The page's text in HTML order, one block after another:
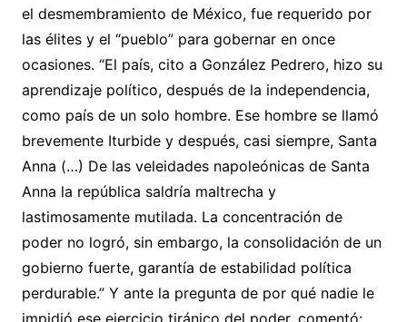
el desmembramiento de México, fue requerido por
las élites y el “pueblo” para gobernar en once
ocasiones. “El país, cito a González Pedrero, hizo su
aprendizaje político, después de la independencia,
como país de un solo hombre. Ese hombre se llamó
brevemente Iturbide y después, casi siempre, Santa
Anna (…) De las veleidades napoleónicas de Santa
Anna la república saldría maltrecha y
lastimosamente mutilada. La concentración de
poder no logró, sin embargo, la consolidación de un
gobierno fuerte, garantía de estabilidad política
perdurable.” Y ante la pregunta de por qué nadie le
impidió ese ejercicio tiránico del poder, comentó: